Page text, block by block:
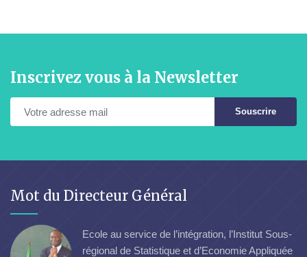
Inscrivez vous à la Newsletter
Souscrire
Mot du Directeur Général
Ecole au service de l’intégration, l’Institut Sous-
régional de Statistique et d’Economie Appliquée